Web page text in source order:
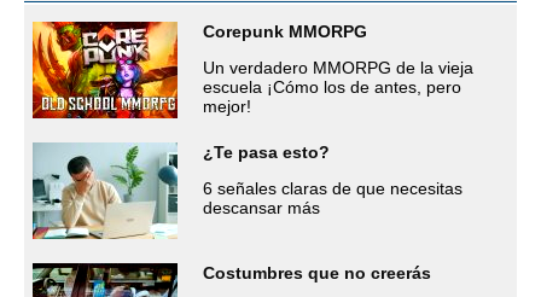
Corepunk MMORPG
Un verdadero MMORPG de la vieja
escuela ¡Cómo los de antes, pero
mejor!
¿Te pasa esto?
6 señales claras de que necesitas
descansar más
Costumbres que no creerás